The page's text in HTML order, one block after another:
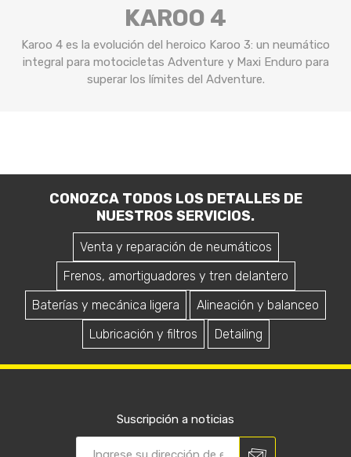
KAROO 4
Karoo 4 es la evolución del heroico Karoo 3: un neumático
integral para motocicletas Adventure y Maxi Enduro para
superar los límites del Adventure.
CONOZCA TODOS LOS DETALLES DE
NUESTROS SERVICIOS.
Venta y reparación de neumáticos
Frenos, amortiguadores y tren delantero
Baterías y mecánica ligera
Alineación y balanceo
Lubricación y filtros
Detailing
Suscripción a noticias